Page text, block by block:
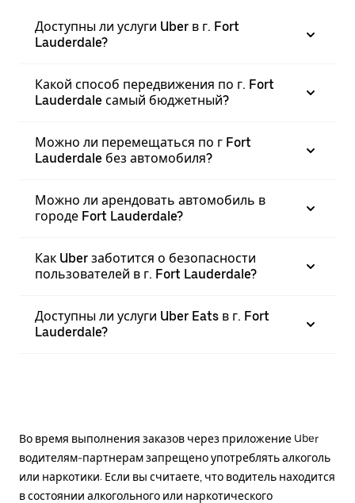
Доступны ли услуги Uber в г. Fort
Lauderdale?
Какой способ передвижения по г. Fort
Lauderdale самый бюджетный?
Можно ли перемещаться по г Fort
Lauderdale без автомобиля?
Можно ли арендовать автомобиль в
городе Fort Lauderdale?
Как Uber заботится о безопасности
пользователей в г. Fort Lauderdale?
Доступны ли услуги Uber Eats в г. Fort
Lauderdale?
Во время выполнения заказов через приложение Uber
водителям-партнерам запрещено употреблять алкоголь
или наркотики. Если вы считаете, что водитель находится
в состоянии алкогольного или наркотического